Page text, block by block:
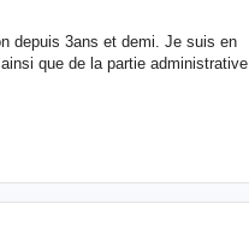
depuis 3ans et demi. Je suis en
que de la partie administrative